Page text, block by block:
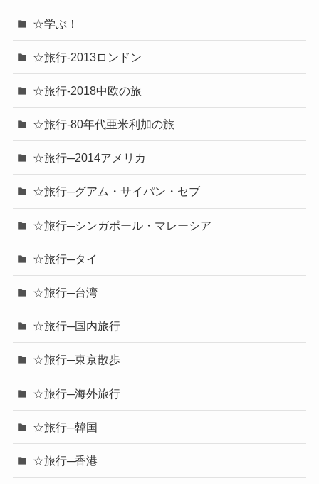
☆学ぶ！
☆旅行-2013ロンドン
☆旅行-2018中欧の旅
☆旅行-80年代亜米利加の旅
☆旅行─2014アメリカ
☆旅行─グアム・サイパン・セブ
☆旅行─シンガポール・マレーシア
☆旅行─タイ
☆旅行─台湾
☆旅行─国内旅行
☆旅行─東京散歩
☆旅行─海外旅行
☆旅行─韓国
☆旅行─香港